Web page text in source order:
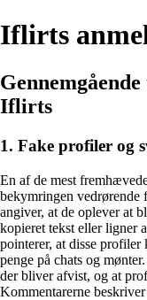
Iflirts
Iflirts
1. Fake profiler og
En af de mest
bekymringen vedrørende
angiver, at de oplever at
kopieret tekst eller ligner
pointerer, at disse
penge på chats og
der bliver afvist, og at
Kommentarerne